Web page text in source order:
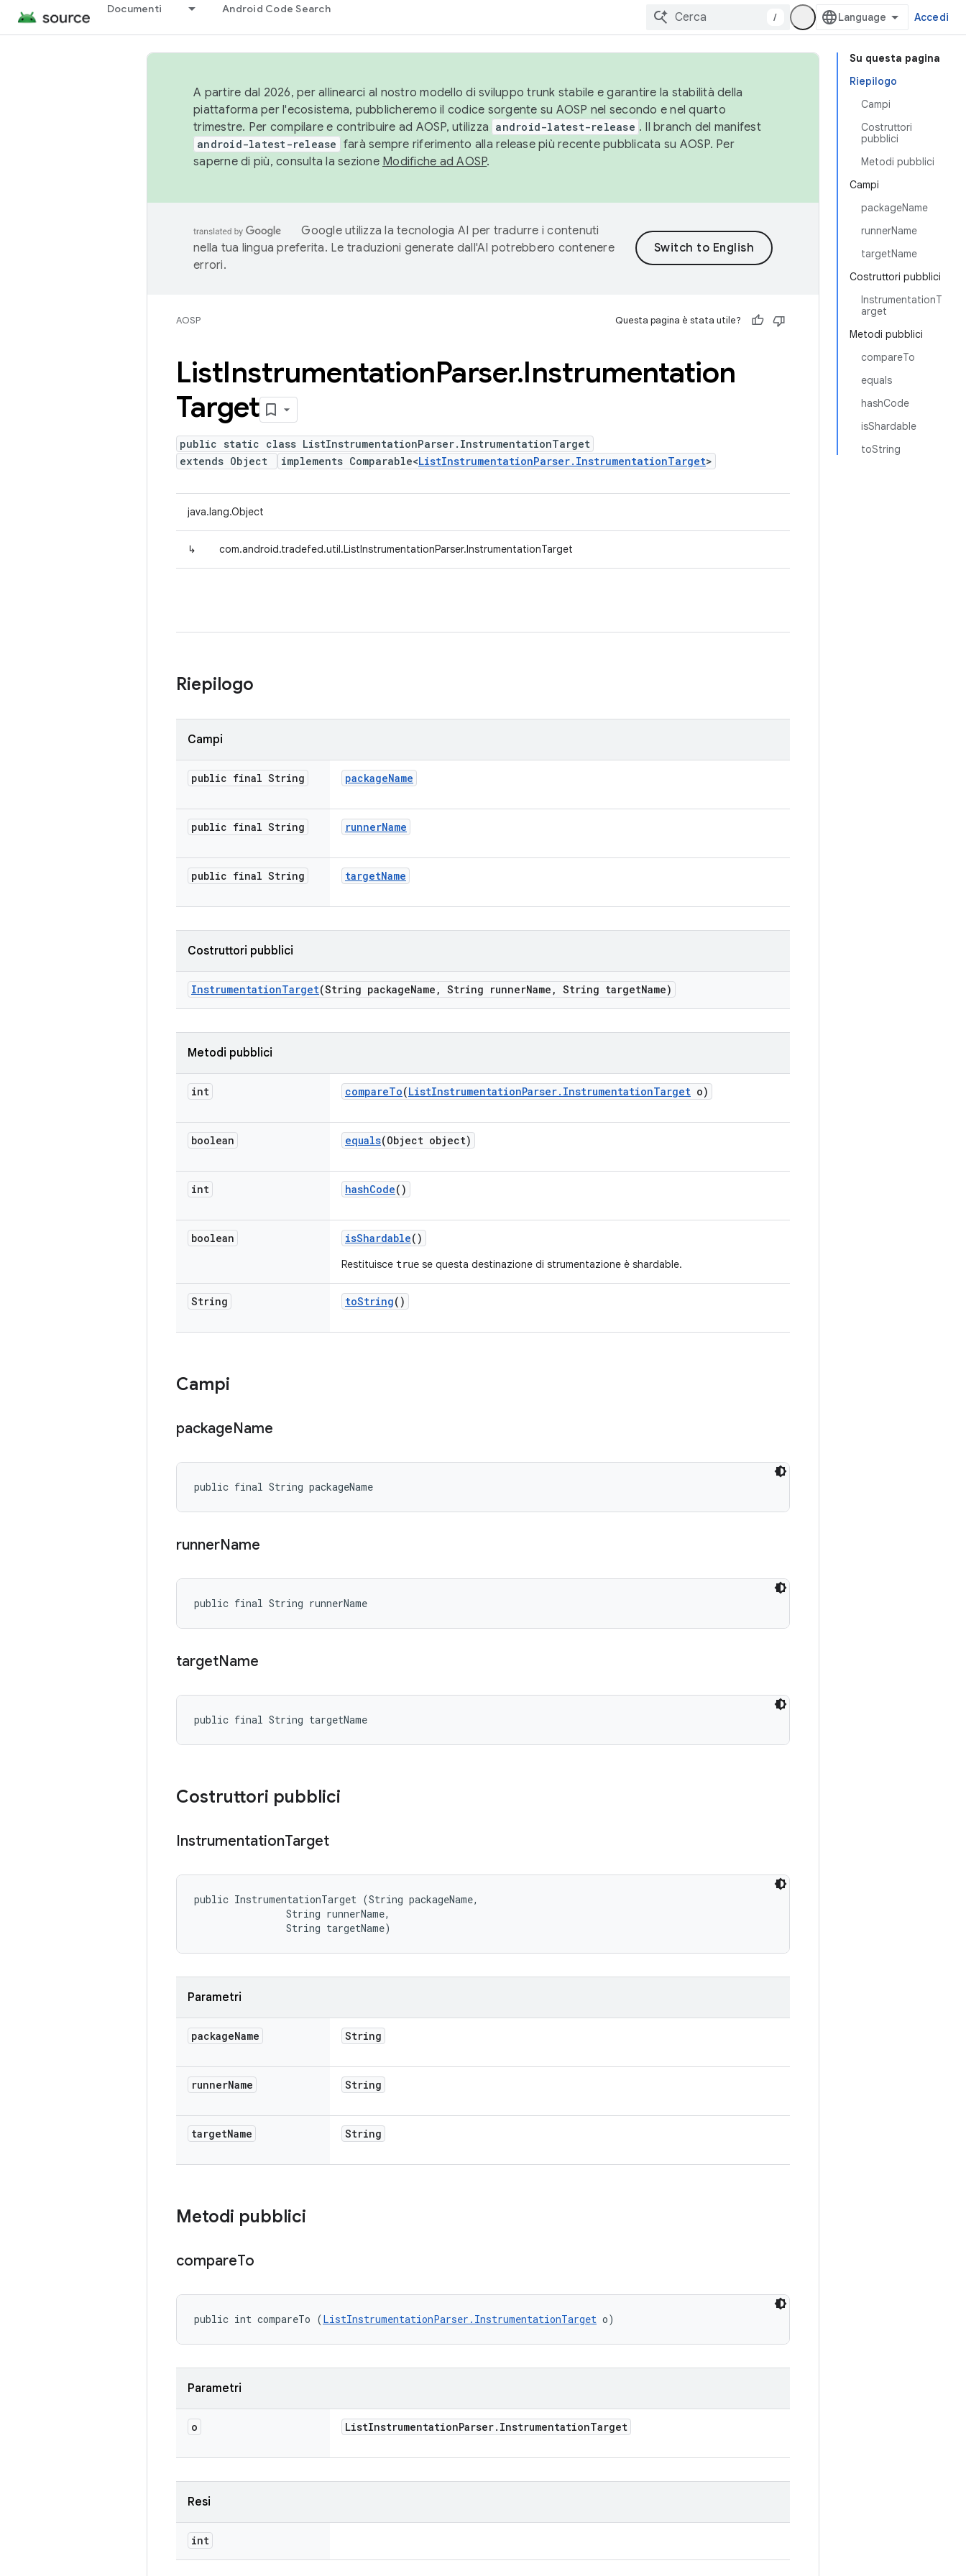
Documenti Android Code Search
/ Accedi
Su questa pagina
Riepilogo
Campi
Costruttori
pubblici
Metodi pubblici
Campi
packageName
runnerName
targetName
Costruttori pubblici
InstrumentationT
arget
Metodi pubblici
compareTo
equals
hashCode
isShardable
toString
A partire dal 2026, per allinearci al nostro modello di sviluppo trunk stabile e garantire la stabilità della
piattaforma per l'ecosistema, pubblicheremo il codice sorgente su AOSP nel secondo e nel quarto
trimestre. Per compilare e contribuire ad AOSP, utilizza android-latest-release . Il branch del manifest
android-latest-release farà sempre riferimento alla release più recente pubblicata su AOSP. Per
saperne di più, consulta la sezione Modifiche ad AOSP.
Google utilizza la tecnologia AI per tradurre i contenuti
nella tua lingua preferita. Le traduzioni generate dall'AI potrebbero contenere
errori.
AOSP Questa pagina è stata utile?
ListInstrumentationParser.Instrumentation
Target
public static class ListInstrumentationParser.InstrumentationTarget
extends Object
implements Comparable<ListInstrumentationParser.InstrumentationTarget>
java.lang.Object
↳ com.android.tradefed.util.ListInstrumentationParser.InstrumentationTarget
Riepilogo
Campi
public final String packageName
public final String runnerName
public final String targetName
Costruttori pubblici
InstrumentationTarget(String packageName , String runnerName , String targetName)
Metodi pubblici
int compareTo(ListInstrumentationParser. InstrumentationTarget o)
boolean equals(Object object)
int hashCode()
boolean isShardable()
Restituisce true se questa destinazione di strumentazione è shardable.
String toString()
Campi
packageName
public final String packageName
runnerName
public final String runnerName
targetName
public final String targetName
Costruttori pubblici
InstrumentationTarget
public InstrumentationTarget (String packageName,
                String runnerName,
                String targetName)
Parametri
packageName String
runnerName String
targetName String
Metodi pubblici
compareTo
public int compareTo (ListInstrumentationParser.InstrumentationTarget o)
Parametri
o ListInstrumentationParser. InstrumentationTarget
Resi
int